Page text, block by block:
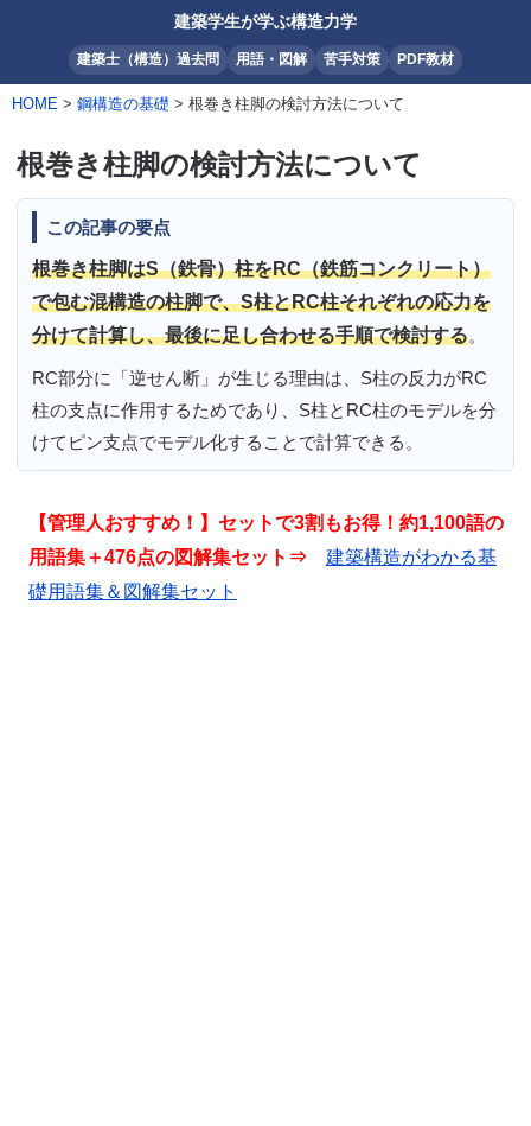
建築学生が学ぶ構造力学
建築士（構造）過去問 用語・図解 苦手対策 PDF教材
HOME > 鋼構造の基礎 > 根巻き柱脚の検討方法について
根巻き柱脚の検討方法について
この記事の要点
根巻き柱脚はS（鉄骨）柱をRC（鉄筋コンクリート）
で包む混構造の柱脚で、S柱とRC柱それぞれの応力を
分けて計算し、最後に足し合わせる手順で検討する。
RC部分に「逆せん断」が生じる理由は、S柱の反力がRC
柱の支点に作用するためであり、S柱とRC柱のモデルを分
けてピン支点でモデル化することで計算できる。
【管理人おすすめ！】セットで3割もお得！約1,100語の
用語集＋476点の図解集セット⇒ 建築構造がわかる基
礎用語集＆図解集セット